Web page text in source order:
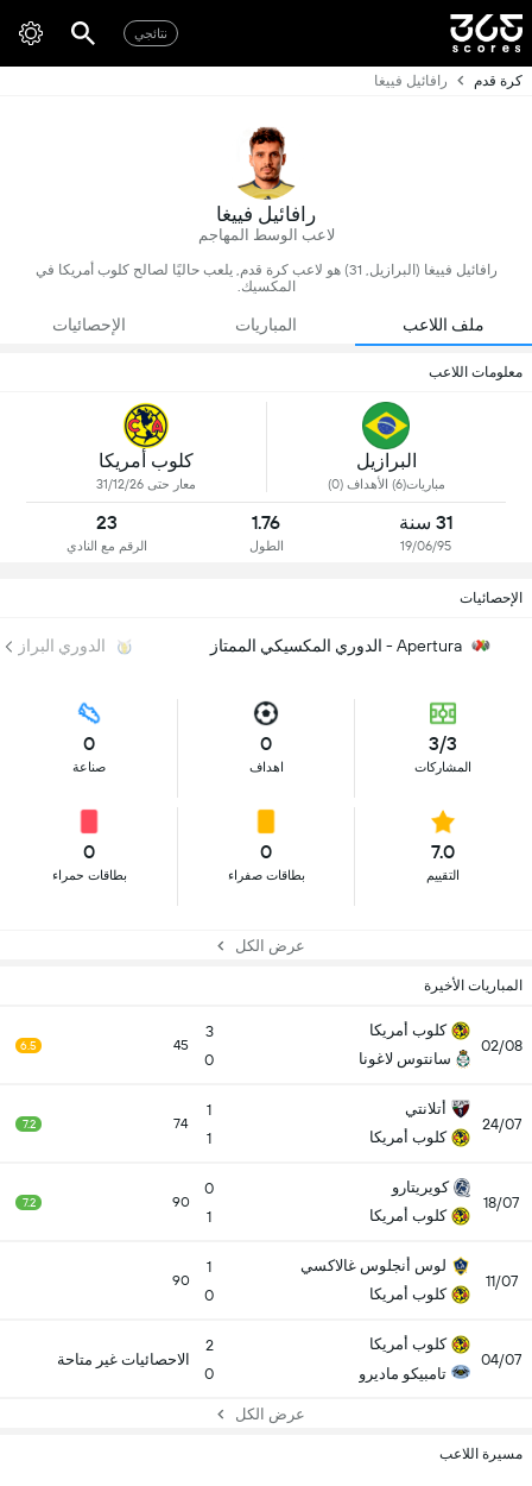
نتائجي
كرة قدم رافائيل فييغا
رافائيل فييغا
لاعب الوسط المهاجم
رافائيل فييغا (البرازيل, 31) هو لاعب كرة قدم, يلعب حاليًا لصالح كلوب أمريكا في
المكسيك.
ملف اللاعب المباريات الإحصائيات
معلومات اللاعب
البرازيل
مباريات(6) الأهداف (0)
كلوب أمريكا
معار حتى 31/12/26
31 سنة
19/06/95
1.76
الطول
23
الرقم مع النادي
الإحصائيات
Apertura - الدوري المكسيكي الممتاز الدوري
3/3
المشاركات
0
اهداف
0
صناعة
7.0
التقييم
0
بطاقات صفراء
0
بطاقات حمراء
عرض الكل
المباريات الأخيرة
02/08
كلوب أمريكا
سانتوس لاغونا
3
0
45
6.5
24/07
أتلانتي
كلوب أمريكا
1
1
74
7.2
18/07
كويريتارو
كلوب أمريكا
0
1
90
7.2
11/07
لوس أنجلوس غالاكسي
كلوب أمريكا
1
0
90
04/07
كلوب أمريكا
تامبيكو ماديرو
2
0
الاحصائيات غير متاحة
عرض الكل
مسيرة اللاعب